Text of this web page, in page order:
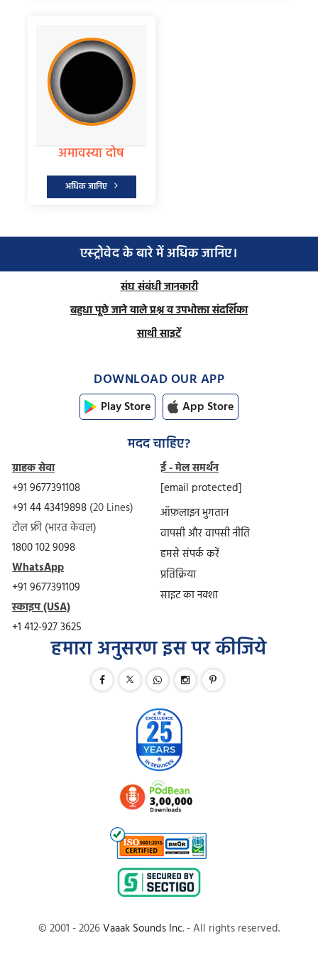
अमावस्या दोष
अधिक जानिए
एक नक्षत्र दोष
अधिक जानिए
एस्ट्रोवेद के बारे में अधिक जानिए।
संघ संबंधी जानकारी
बहुधा पूछे जाने वाले प्रश्न व उपभोक्ता संदर्शिका
साथी साइटें
DOWNLOAD OUR APP
Play Store App Store
मदद चाहिए?
ग्राहक सेवा
+91 9677391108
+91 44 43419898 (20 Lines)
टोल फ्री (भारत केवल)
1800 102 9098
WhatsApp
+91 9677391109
स्काइप (USA)
+1 412-927 3625
ई - मेल समर्थन
[email protected]
ऑफ़लाइन भुगतान
वापसी और वापसी नीति
हमसे संपर्क करें
प्रतिक्रिया
साइट का नक्शा
हमारा अनुसरण इस पर कीजिये
© 2001 - 2026Vaaak Sounds Inc. - All rights reserved.